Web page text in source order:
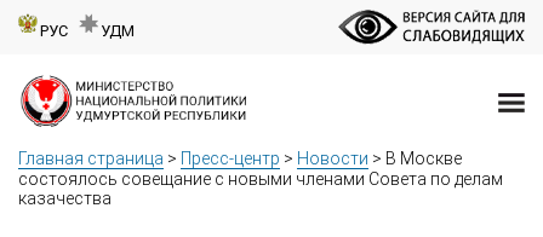
РУС УДМ
Главная страница > Пресс-центр > Новости > В Москве
состоялось совещание с новыми членами Совета по делам
казачества